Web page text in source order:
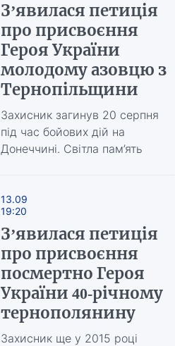
З’явилася петиція
про присвоєння
Героя України
молодому азовцю з
Тернопільщини
Захисник загинув 20 серпня
під час бойових дій на
Донеччині. Світла пам’ять
13.09
19:20
З’явилася петиція
про присвоєння
посмертно Героя
України 40-річному
тернополянину
Захисник ще у 2015 році